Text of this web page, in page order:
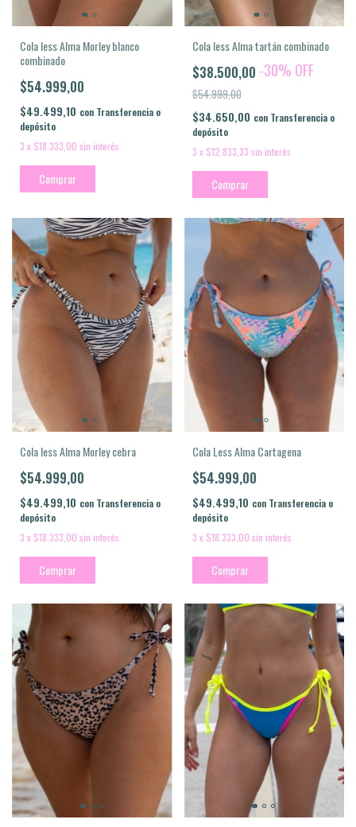
Cola less Alma Morley blanco
combinado
$54.999,00
$49.499,10 con Transferencia o
depósito
3 x $18.333,00 sin interés
Comprar
Cola less Alma tartán combinado
$38.500,00 -30% OFF
$54.999,00
$34.650,00 con Transferencia o
depósito
3 x $12.833,33 sin interés
Comprar
Cola less Alma Morley cebra
$54.999,00
$49.499,10 con Transferencia o
depósito
3 x $18.333,00 sin interés
Comprar
Cola Less Alma Cartagena
$54.999,00
$49.499,10 con Transferencia o
depósito
3 x $18.333,00 sin interés
Comprar